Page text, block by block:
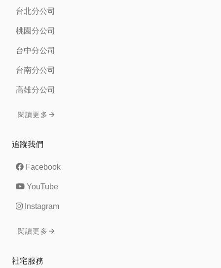
台北分公司
桃園分公司
台中分公司
台南分公司
高雄分公司
閱讀更多
追蹤我們
Facebook
YouTube
Instagram
閱讀更多
社宅服務